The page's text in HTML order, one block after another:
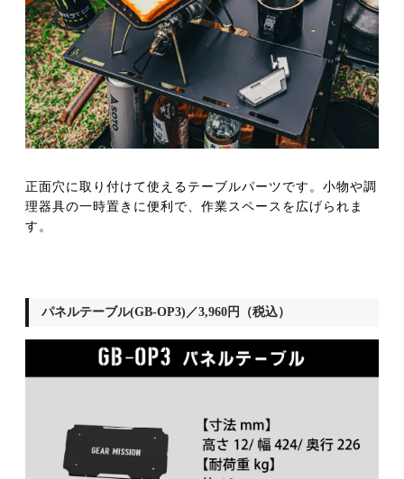
正面穴に取り付けて使えるテーブルパーツです。小物や調
理器具の一時置きに便利で、作業スペースを広げられま
す。
パネルテーブル(GB-OP3)／3,960円（税込）